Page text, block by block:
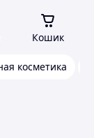
Кошик
косметика